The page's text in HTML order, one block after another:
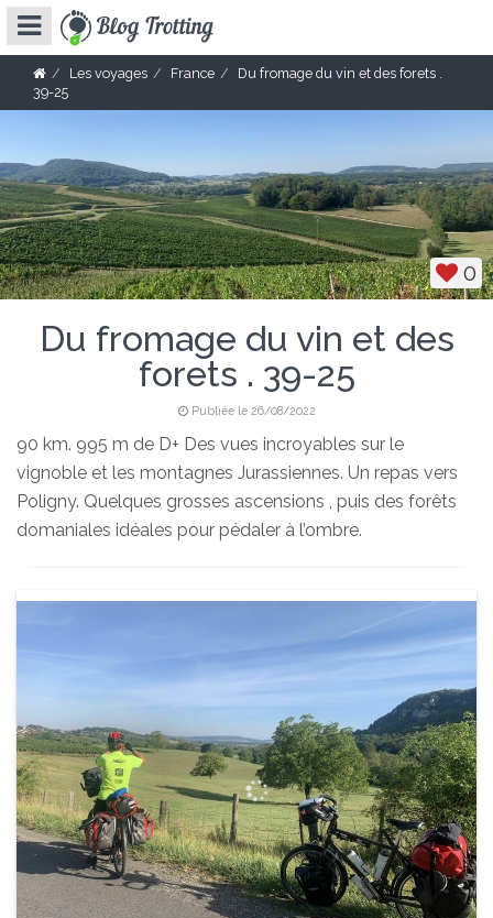
Les voyages France
Du fromage du vin et des forets .
39-25
0
Du fromage du vin et des
forets . 39-25
Publiée le 26/08/2022
90 km. 995 m de D+ Des vues incroyables sur le
vignoble et les montagnes Jurassiennes. Un repas vers
Poligny. Quelques grosses ascensions , puis des forêts
domaniales idéales pour pédaler à l’ombre.